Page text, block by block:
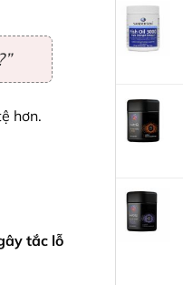
hơn.
tắc lỗ